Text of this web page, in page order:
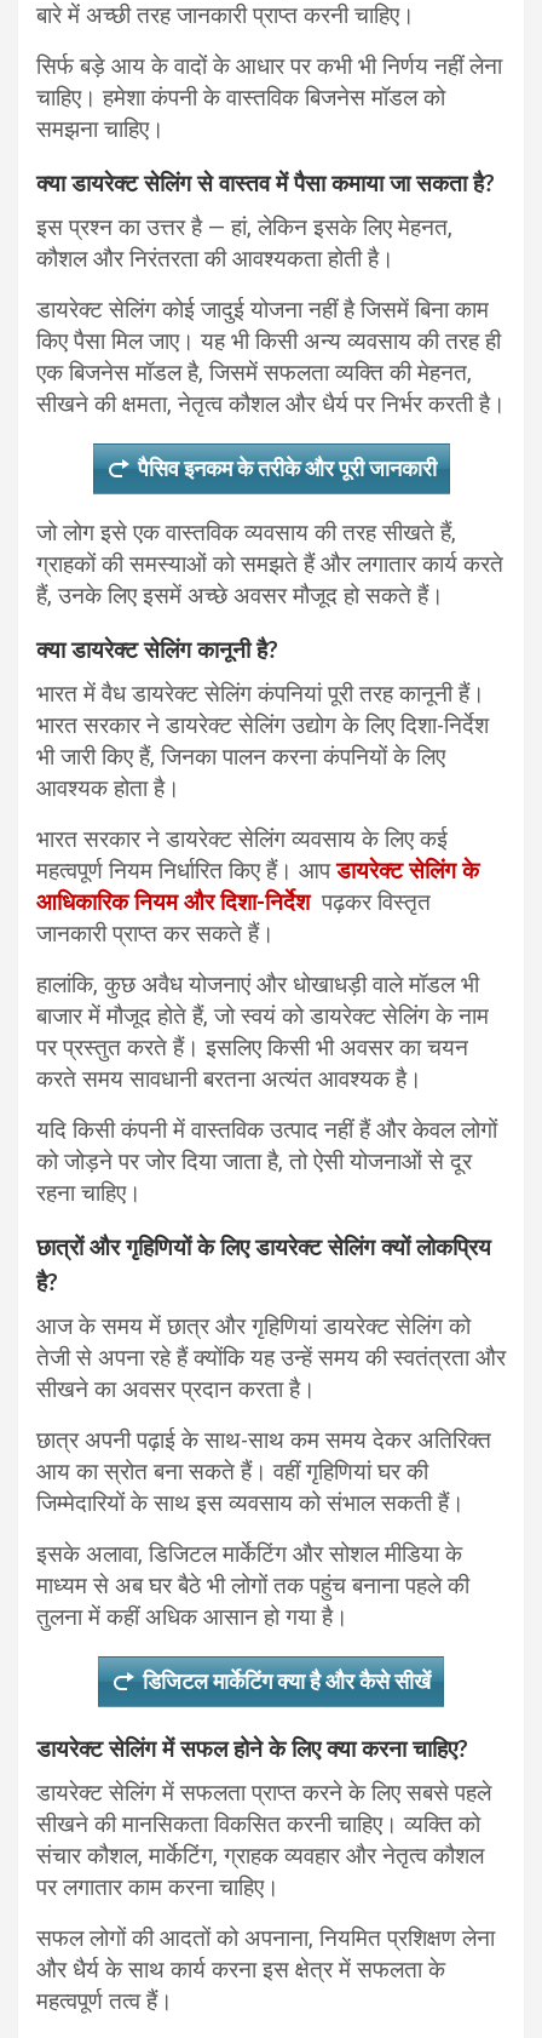
बारे में अच्छी तरह जानकारी प्राप्त करनी चाहिए।
सिर्फ बड़े आय के वादों के आधार पर कभी भी निर्णय नहीं लेना
चाहिए। हमेशा कंपनी के वास्तविक बिजनेस मॉडल को
समझना चाहिए।
क्या डायरेक्ट सेलिंग से वास्तव में पैसा कमाया जा सकता है?
इस प्रश्न का उत्तर है — हां, लेकिन इसके लिए मेहनत,
कौशल और निरंतरता की आवश्यकता होती है।
डायरेक्ट सेलिंग कोई जादुई योजना नहीं है जिसमें बिना काम
किए पैसा मिल जाए। यह भी किसी अन्य व्यवसाय की तरह ही
एक बिजनेस मॉडल है, जिसमें सफलता व्यक्ति की मेहनत,
सीखने की क्षमता, नेतृत्व कौशल और धैर्य पर निर्भर करती है।
पैसिव इनकम के तरीके और पूरी जानकारी
जो लोग इसे एक वास्तविक व्यवसाय की तरह सीखते हैं,
ग्राहकों की समस्याओं को समझते हैं और लगातार कार्य करते
हैं, उनके लिए इसमें अच्छे अवसर मौजूद हो सकते हैं।
क्या डायरेक्ट सेलिंग कानूनी है?
भारत में वैध डायरेक्ट सेलिंग कंपनियां पूरी तरह कानूनी हैं।
भारत सरकार ने डायरेक्ट सेलिंग उद्योग के लिए दिशा-निर्देश
भी जारी किए हैं, जिनका पालन करना कंपनियों के लिए
आवश्यक होता है।
भारत सरकार ने डायरेक्ट सेलिंग व्यवसाय के लिए कई
महत्वपूर्ण नियम निर्धारित किए हैं। आपडायरेक्ट सेलिंग के
आधिकारिक नियम और दिशा-निर्देशपढ़कर विस्तृत
जानकारी प्राप्त कर सकते हैं।
हालांकि, कुछ अवैध योजनाएं और धोखाधड़ी वाले मॉडल भी
बाजार में मौजूद होते हैं, जो स्वयं को डायरेक्ट सेलिंग के नाम
पर प्रस्तुत करते हैं। इसलिए किसी भी अवसर का चयन
करते समय सावधानी बरतना अत्यंत आवश्यक है।
यदि किसी कंपनी में वास्तविक उत्पाद नहीं हैं और केवल लोगों
को जोड़ने पर जोर दिया जाता है, तो ऐसी योजनाओं से दूर
रहना चाहिए।
छात्रों और गृहिणियों के लिए डायरेक्ट सेलिंग क्यों लोकप्रिय
है?
आज के समय में छात्र और गृहिणियां डायरेक्ट सेलिंग को
तेजी से अपना रहे हैं क्योंकि यह उन्हें समय की स्वतंत्रता और
सीखने का अवसर प्रदान करता है।
छात्र अपनी पढ़ाई के साथ-साथ कम समय देकर अतिरिक्त
आय का स्रोत बना सकते हैं। वहीं गृहिणियां घर की
जिम्मेदारियों के साथ इस व्यवसाय को संभाल सकती हैं।
इसके अलावा, डिजिटल मार्केटिंग और सोशल मीडिया के
माध्यम से अब घर बैठे भी लोगों तक पहुंच बनाना पहले की
तुलना में कहीं अधिक आसान हो गया है।
डिजिटल मार्केटिंग क्या है और कैसे सीखें
डायरेक्ट सेलिंग में सफल होने के लिए क्या करना चाहिए?
डायरेक्ट सेलिंग में सफलता प्राप्त करने के लिए सबसे पहले
सीखने की मानसिकता विकसित करनी चाहिए। व्यक्ति को
संचार कौशल, मार्केटिंग, ग्राहक व्यवहार और नेतृत्व कौशल
पर लगातार काम करना चाहिए।
सफल लोगों की आदतों को अपनाना, नियमित प्रशिक्षण लेना
और धैर्य के साथ कार्य करना इस क्षेत्र में सफलता के
महत्वपूर्ण तत्व हैं।